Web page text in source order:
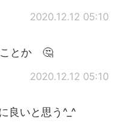
2020.12.12 05:10
ことか 🤔
2020.12.12 05:10
良いと思う^_^